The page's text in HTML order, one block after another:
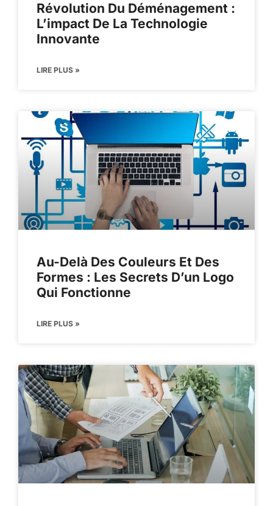
Révolution Du Déménagement :
L’impact De La Technologie
Innovante
LIRE PLUS »
Au-Delà Des Couleurs Et Des
Formes : Les Secrets D’un Logo
Qui Fonctionne
LIRE PLUS »